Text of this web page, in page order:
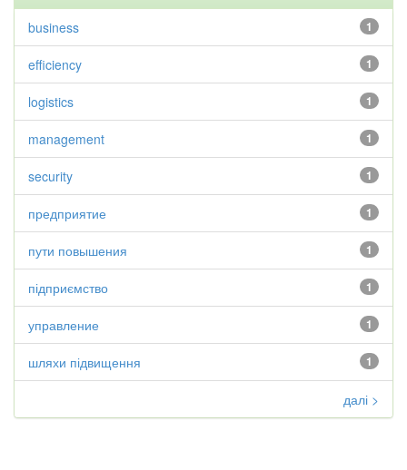
1
business
1
efficiency
1
logistics
1
management
1
security
1
предприятие
1
пути повышения
1
підприємство
1
управление
1
шляхи підвищення
далі >